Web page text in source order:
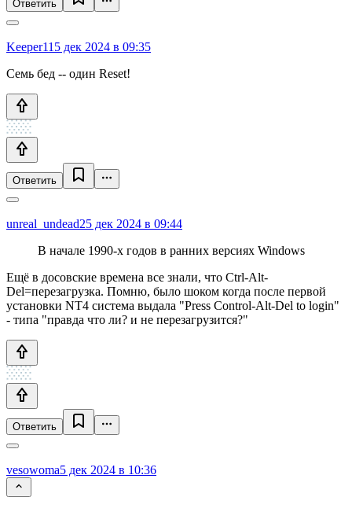
Ответить
Keeper11 5 дек 2024 в 09:35
Семь бед -- один Reset!
Ответить
unreal_undead25 дек 2024 в 09:44
В начале 1990-х годов в ранних версиях Windows
Ещё в досовские времена все знали, что Ctrl-Alt-
Del=перезагрузка. Помню, было шоком когда после первой
установки NT4 система выдала "Press Control-Alt-Del to login"
- типа "правда что ли? и не перезагрузится?"
Ответить
vesowoma5 дек 2024 в 10:36